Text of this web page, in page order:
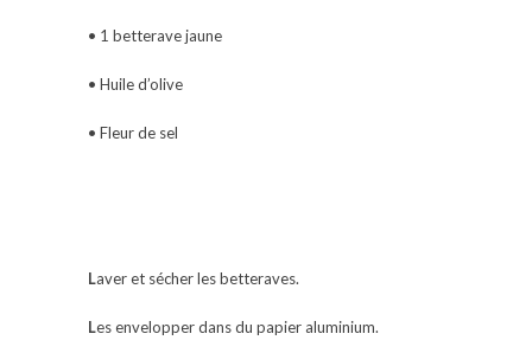
• 1 betterave jaune
• Huile d’olive
• Fleur de sel
Laver et sécher les betteraves.
Les envelopper dans du papier aluminium.